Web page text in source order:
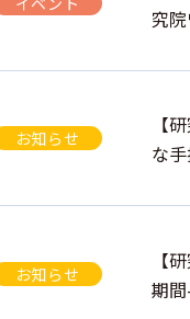
究
お知らせ
【
な
お知らせ
【
期間